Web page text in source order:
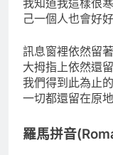
己一個人也會好
訊息窗裡依然留
大拇指上依然還
我們得到此為止
一切都還留在原地
羅馬拼音